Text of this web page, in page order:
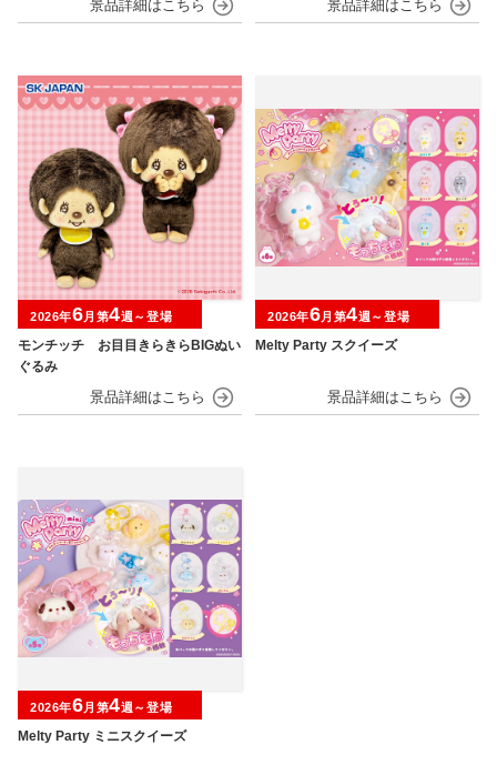
モンチッチ お目目きらきらBIGぬい
ぐるみ
2026年6月第4週～登場
Melty Party スクイーズ
2026年6月第4週～登場
Melty Party ミニスクイーズ
2026年6月第4週～登場